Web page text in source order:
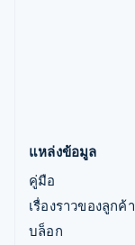
แหล่งข้อมูล
คู่มือ
เรื่องราวของลูกค้า
บล็อก